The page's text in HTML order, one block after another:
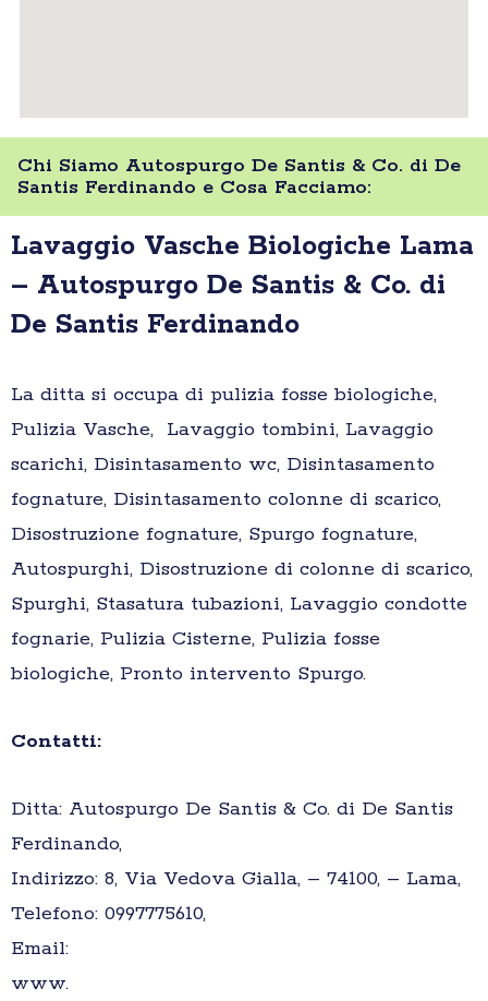
Chi Siamo Autospurgo De Santis & Co. di De
Santis Ferdinando e Cosa Facciamo:
Lavaggio Vasche Biologiche Lama
– Autospurgo De Santis & Co. di
De Santis Ferdinando
La ditta si occupa di pulizia fosse biologiche,
Pulizia Vasche, Lavaggio tombini, Lavaggio
scarichi, Disintasamento wc, Disintasamento
fognature, Disintasamento colonne di scarico,
Disostruzione fognature, Spurgo fognature,
Autospurghi, Disostruzione di colonne di scarico,
Spurghi, Stasatura tubazioni, Lavaggio condotte
fognarie, Pulizia Cisterne, Pulizia fosse
biologiche, Pronto intervento Spurgo.
Contatti:
Ditta: Autospurgo De Santis & Co. di De Santis
Ferdinando,
Indirizzo: 8, Via Vedova Gialla, – 74100, – Lama,
Telefono: 0997775610,
Email:
www.